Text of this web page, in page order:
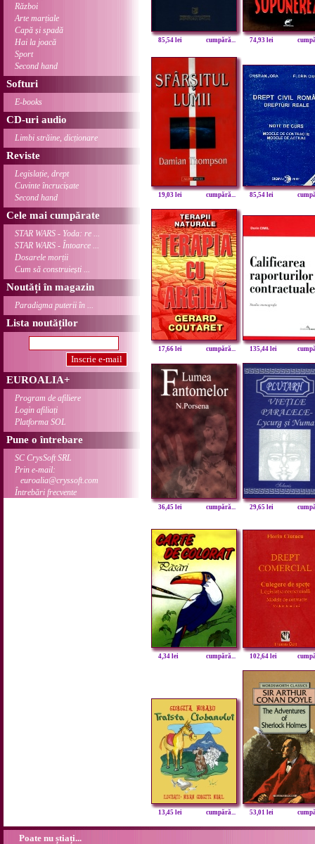
Război
Arte marțiale
Capă și spadă
Hai la joacă
Sport
Second hand
Softuri
E-books
CD-uri audio
Limbi străine, dicționare
Reviste
Legislație, drept
Cuvinte încrucișate
Second hand
Cele mai cumpărate
STAR WARS - Yoda: re ...
STAR WARS - Întoarce ...
Dosarele morții
Cum să construiești ...
Noutăți în magazin
Paradigma puterii în ...
Lista noutăților
EUROALIA+
Program de afiliere
Login afiliați
Platforma SOL
Pune o întrebare
SC CrysSoft SRL
Prin e-mail:
euroalia@cryssoft.com
Întrebări frecvente
85,54 lei cumpără... 74,93 lei
19,03 lei cumpără... 85,54 lei
17,66 lei cumpără... 135,44 lei
36,45 lei cumpără... 29,65 lei
4,34 lei cumpără... 102,64 lei
13,45 lei cumpără... 53,01 lei
Poate nu știați...